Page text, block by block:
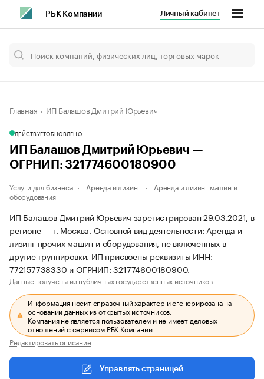
РБК Компании Личный кабинет
Главная ИП Балашов Дмитрий Юрьевич
ДЕЙСТВУЕТОБНОВЛЕНО
ИП Балашов Дмитрий Юрьевич —
ОГРНИП: 321774600180900
Услуги для бизнеса Аренда и лизинг
Аренда и лизинг машин и
оборудования
ИП Балашов Дмитрий Юрьевич зарегистрирован 29.03.2021, в
регионе — г. Москва. Основной вид деятельности: Аренда и
лизинг прочих машин и оборудования, не включенных в
другие группировки. ИП присвоены реквизиты ИНН:
772157738330 и ОГРНИП: 321774600180900.
Данные получены из публичных государственных источников.
Информация носит справочный характер и сгенерирована на
основании данных из открытых источников.
Компания не является пользователем и не имеет деловых
отношений с сервисом РБК Компании.
Редактировать описание
Управлять страницей